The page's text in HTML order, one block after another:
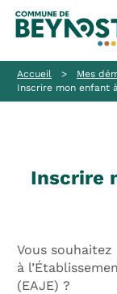
Accueil > Mes
Inscrire mon enfant
Inscrire
Vous
à
(EAJE) ?